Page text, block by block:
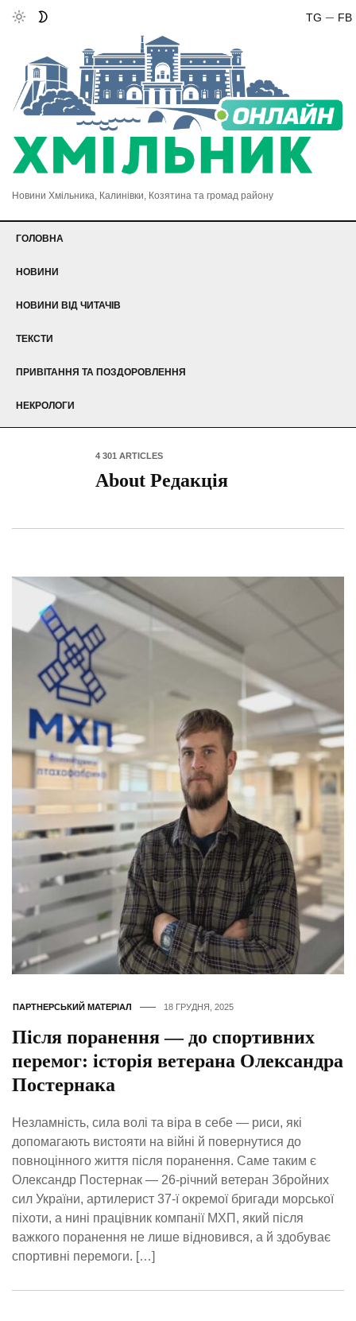
FB
TG
Новини Хмільника, Калинівки, Козятина та громад району
ГОЛОВНА
НОВИНИ
НОВИНИ ВІД ЧИТАЧІВ
ТЕКСТИ
ПРИВІТАННЯ ТА ПОЗДОРОВЛЕННЯ
НЕКРОЛОГИ
4 301 ARTICLES
About Редакція
ПАРТНЕРСЬКИЙ МАТЕРІАЛ 18 ГРУДНЯ, 2025
Після поранення — до спортивних
перемог: історія ветерана Олександра
Постернака
Незламність, сила волі та віра в себе — риси, які
допомагають вистояти на війні й повернутися до
повноцінного життя після поранення. Саме таким є
Олександр Постернак — 26-річний ветеран Збройних
сил України, артилерист 37-ї окремої бригади морської
піхоти, а нині працівник компанії МХП, який після
важкого поранення не лише відновився, а й здобуває
спортивні перемоги. […]